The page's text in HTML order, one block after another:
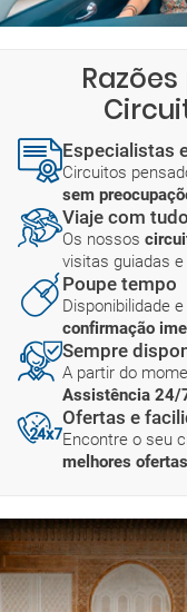
Especialistas
Circuitos
sem
Viaje com
Os nossos
visitas guiadas
Poupe tempo
Disponibilidade
confirmação
Sempre
A partir do
Assistência 24/
Ofertas e
Encontre o seu
melhores